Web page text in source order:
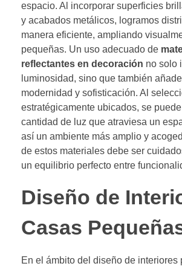
espacio. Al incorporar superficies
y acabados metálicos, logramos
manera eficiente, ampliando
pequeñas. Un uso adecuado de
reflectantes en decoración no solo
luminosidad, sino que también
modernidad y sofisticación. Al
estratégicamente ubicados, se
cantidad de luz que atraviesa un
así un ambiente más amplio y
de estos materiales debe ser
un equilibrio perfecto entre
Diseño de
Casas
En el ámbito del diseño de interiores